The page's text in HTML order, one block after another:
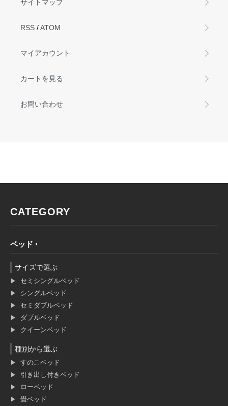
サイトマップ
RSS /ATOM
マイアカウント
カートを見る
お問い合わせ
CATEGORY
ベッド
サイズで選ぶ
セミシングルベッド
シングルベッド
セミダブルベッド
ダブルベッド
クイーンベッド
種別から選ぶ
すのこベッド
引き出し付きベッド
ローベッド
畳ベッド